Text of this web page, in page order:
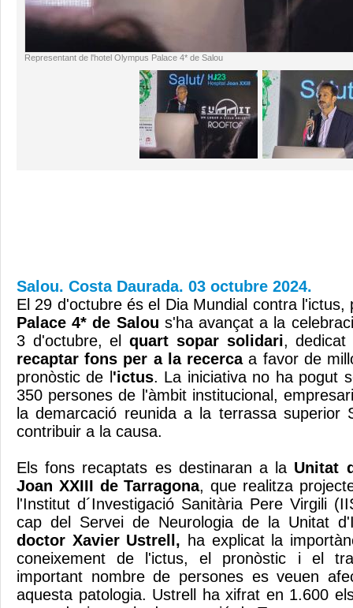
Representant de l'hotel Olympus Palace 4* de Salou
Salou. Costa Daurada. 03 octubre 2024.
El 29 d'octubre és el Dia Mundial contra l'ictus,
Palace 4* de Salou s'ha avançat a la
3 d'octubre, elquart sopar solidari, dedicat
recaptar fons per a la recercaa favor de
pronòstic de l 'ictus. La iniciativa no ha pogut
350 persones de l'àmbit institucional,
la demarcació reunida a la terrassa superior
contribuir a la causa.
Els fons recaptats es destinaran a la Unitat
Joan XXIII de Tarragona, que realitza
l'Institut d´Investigació Sanitària Pere Virgili
cap del Servei de Neurologia de la Unitat
doctor Xavier Ustrell, ha explicat la
coneixement de l'ictus, el pronòstic i el
important nombre de persones es veuen
aquesta patologia. Ustrell ha xifrat en 1.600